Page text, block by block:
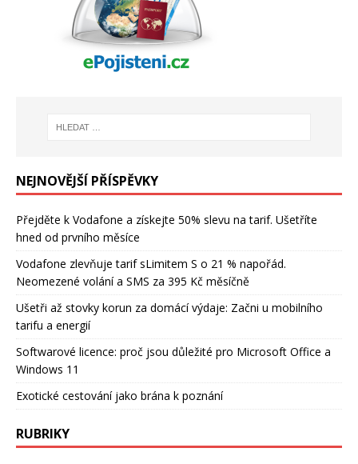
NEJNOVĚJŠÍ PŘÍSPĚVKY
Přejděte k Vodafone a získejte 50% slevu na tarif. Ušetříte
hned od prvního měsíce
Vodafone zlevňuje tarif sLimitem S o 21 % napořád.
Neomezené volání a SMS za 395 Kč měsíčně
Ušetři až stovky korun za domácí výdaje: Začni u mobilního
tarifu a energií
Softwarové licence: proč jsou důležité pro Microsoft Office a
Windows 11
Exotické cestování jako brána k poznání
RUBRIKY